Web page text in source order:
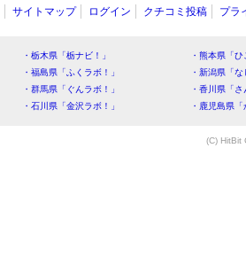
サイトマップ ログイン クチコミ投稿 プラ
・栃木県「栃ナビ！」
・熊本県「
・福島県「ふくラボ！」
・新潟県「
・群馬県「ぐんラボ！」
・香川県「
・石川県「金沢ラボ！」
・鹿児島県
(C) HitBit